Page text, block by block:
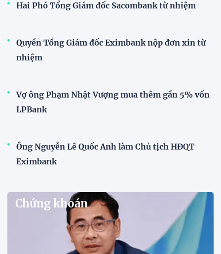
Hai Phó Tổng Giám đốc Sacombank từ nhiệm
Quyền Tổng Giám đốc Eximbank nộp đơn xin từ
nhiệm
Vợ ông Phạm Nhật Vượng mua thêm gần 5% vốn
LPBank
Ông Nguyễn Lê Quốc Anh làm Chủ tịch HĐQT
Eximbank
Chứng khoán